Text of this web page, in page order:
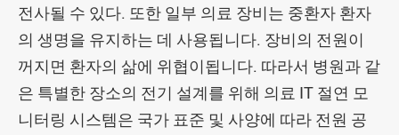
전사될 수 있다. 또한 일부 의료 장비는 중환자 환자
의 생명을 유지하는 데 사용됩니다. 장비의 전원이
꺼지면 환자의 삶에 위협이됩니다. 따라서 병원과 같
은 특별한 장소의 전기 설계를 위해 의료 IT 절연 모
니터링 시스템은 국가 표준 및 사양에 따라 전원 공